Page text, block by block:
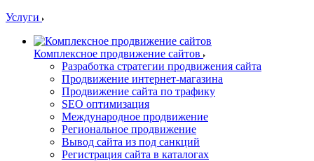
Услуги
Комплексное продвижение сайтов
Разработка стратегии продвижения сайта
Продвижение интернет-магазина
Продвижение сайта по трафику
SEO оптимизация
Международное продвижение
Региональное продвижение
Вывод сайта из под санкций
Регистрация сайта в каталогах